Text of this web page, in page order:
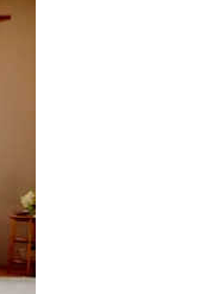
prstom po zaslonu.